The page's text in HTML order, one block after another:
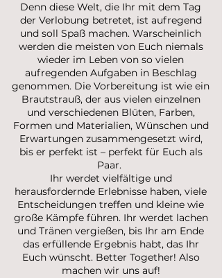
Denn diese Welt, die Ihr mit dem Tag
der Verlobung betretet, ist aufregend
und soll Spaß machen. Warscheinlich
werden die meisten von Euch niemals
wieder im Leben von so vielen
aufregenden Aufgaben in Beschlag
genommen. Die Vorbereitung ist wie ein
Brautstrauß, der aus vielen einzelnen
und verschiedenen Blüten, Farben,
Formen und Materialien, Wünschen und
Erwartungen zusammengesetzt wird,
bis er perfekt ist – perfekt für Euch als
Paar.
Ihr werdet vielfältige und
herausfordernde Erlebnisse haben, viele
Entscheidungen treffen und kleine wie
große Kämpfe führen. Ihr werdet lachen
und Tränen vergießen, bis Ihr am Ende
das erfüllende Ergebnis habt, das Ihr
Euch wünscht. Better Together! Also
machen wir uns auf!